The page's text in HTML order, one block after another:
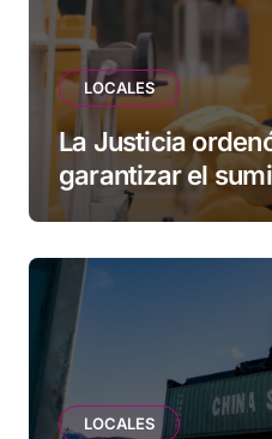
LOCALES
La Justicia
garantizar el
una familia de
LOCALES